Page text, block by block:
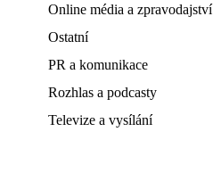
Online média a zpravodajství
Ostatní
PR a komunikace
Rozhlas a podcasty
Televize a vysílání